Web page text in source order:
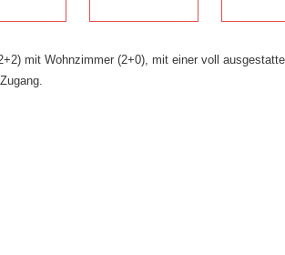
mit Wohnzimmer (2+0), mit einer voll